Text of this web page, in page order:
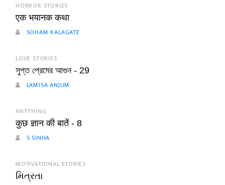
HORROR STORIES
एक भयानक कथा
SOHAM KALAGATE
LOVE STORIES
সুপ্ত প্রেমের আগুন - 29
LAMISA ANJUM
ANYTHING
कुछ ज्ञान की बातें - 8
S SINHA
MOTIVATIONAL STORIES
મિત્રતા